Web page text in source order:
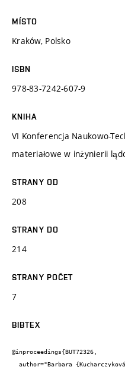
MÍSTO
Kraków, Polsko
ISBN
978-83-7242-607-9
KNIHA
VI Konferencja Naukowo-
materiałowe w inżynierii
STRANY OD
208
STRANY DO
214
STRANY POČET
7
BIBTEX
@inproceedings{BUT72326,